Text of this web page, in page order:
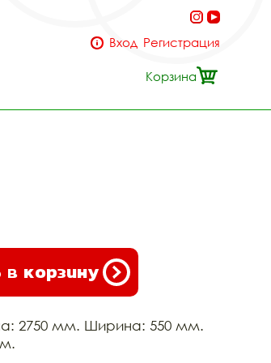
Вход Регистрация
Корзина
корзину
2750 мм. Ширина: 550 мм.